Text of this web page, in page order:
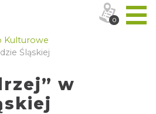
Kulturowe
Śląskiej
w
0